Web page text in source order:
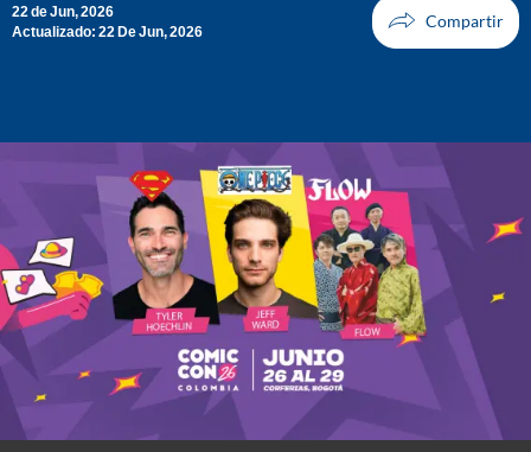
22 de Jun, 2026
Actualizado: 22 De Jun, 2026